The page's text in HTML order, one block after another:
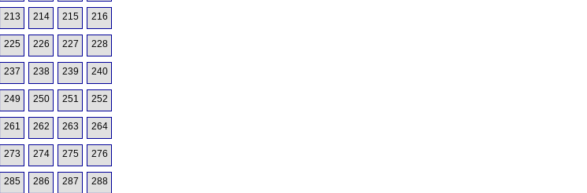
213 214 215 216
225 226 227 228
237 238 239 240
249 250 251 252
261 262 263 264
273 274 275 276
285 286 287 288